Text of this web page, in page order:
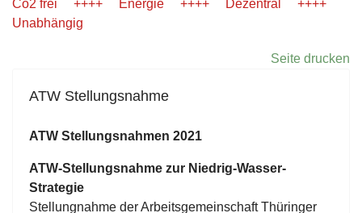
Co2 frei ++++ Energie ++++ Dezentral ++++
Unabhängig
Seite drucken
ATW Stellungsnahme
ATW Stellungsnahmen 2021
ATW-Stellungsnahme zur Niedrig-Wasser-
Strategie
Stellungnahme der Arbeitsgemeinschaft Thüringer